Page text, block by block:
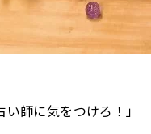
師に気をつけろ！」